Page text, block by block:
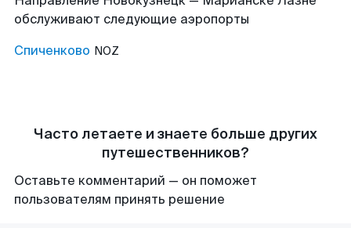
обслуживают следующие аэропорты
Спиченково NOZ
Часто летаете и знаете больше других
путешественников?
Оставьте комментарий — он поможет
пользователям принять решение